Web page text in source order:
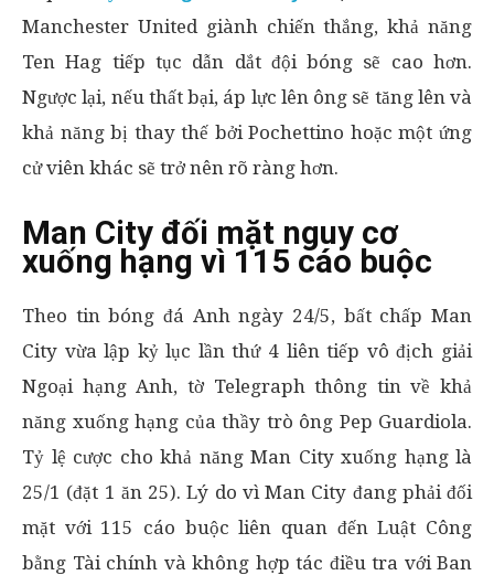
Manchester United giành chiến thắng, khả năng
Ten Hag tiếp tục dẫn dắt đội bóng sẽ cao hơn.
Ngược lại, nếu thất bại, áp lực lên ông sẽ tăng lên và
khả năng bị thay thế bởi Pochettino hoặc một ứng
cử viên khác sẽ trở nên rõ ràng hơn.
Man City đối mặt nguy cơ
xuống hạng vì 115 cáo buộc
Theo tin bóng đá Anh ngày 24/5, bất chấp Man
City vừa lập kỷ lục lần thứ 4 liên tiếp vô địch giải
Ngoại hạng Anh, tờ Telegraph thông tin về khả
năng xuống hạng của thầy trò ông Pep Guardiola.
Tỷ lệ cược cho khả năng Man City xuống hạng là
25/1 (đặt 1 ăn 25). Lý do vì Man City đang phải đối
mặt với 115 cáo buộc liên quan đến Luật Công
bằng Tài chính và không hợp tác điều tra với Ban